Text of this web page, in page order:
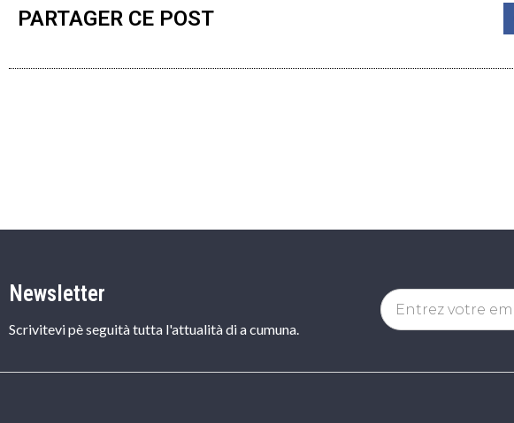
PARTAGER CE POST
Newsletter
Scrivitevi pè seguità tutta l'attualità di a cumuna.